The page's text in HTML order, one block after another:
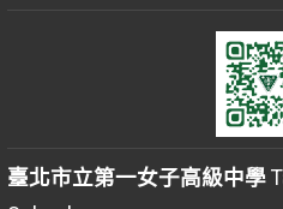
臺北市立第一女子高級中學